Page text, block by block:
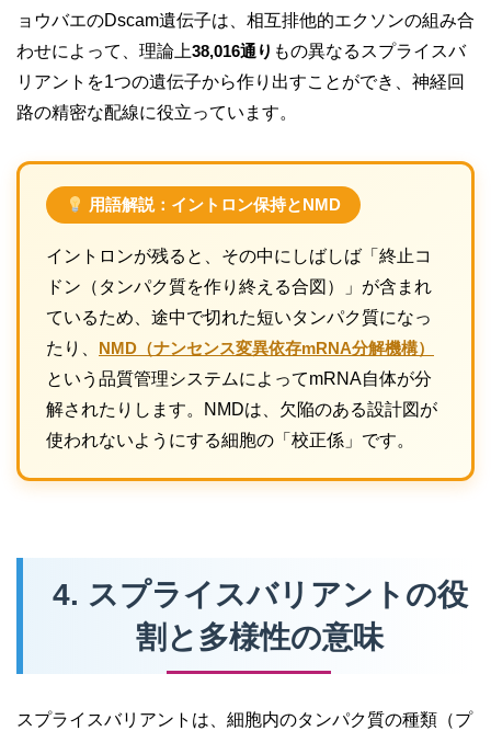
ョウバエのDscam遺伝子は、相互排他的エクソンの組み合
わせによって、理論上38,016通り もの異なるスプライスバ
リアントを1つの遺伝子から作り出すことができ、神経回
路の精密な配線に役立っています。
用語解説：イントロン保持とNMD
イントロンが残ると、その中にしばしば「終止コ
ドン（タンパク質を作り終える合図）」が含まれ
ているため、途中で切れた短いタンパク質になっ
たり、 NMD（ナンセンス変異依存mRNA分解機構）
という品質管理システムによってmRNA自体が分
解されたりします。NMDは、欠陥のある設計図が
使われないようにする細胞の「校正係」です。
4. スプライスバリアントの役
割と多様性の意味
スプライスバリアントは、細胞内のタンパク質の種類（プ